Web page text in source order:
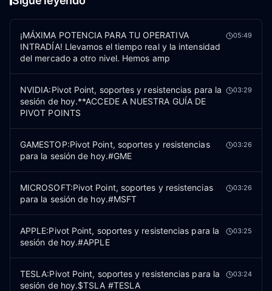
¡MÁXIMA POTENCIA PARA TU OPERATIVA
INTRADÍA! Llevamos el tiempo real y la intensidad
del mercado a otro nivel. Hemos amp
05:49
NVIDIA:Pivot Point, soportes y resistencias para la
sesión de hoy.**ACCEDE A NUESTRA GUÍA DE
PIVOT POINTS
03:29
GAMESTOP:Pivot Point, soportes y resistencias
para la sesión de hoy.#GME
03:26
MICROSOFT:Pivot Point, soportes y resistencias
para la sesión de hoy.#MSFT
03:26
APPLE:Pivot Point, soportes y resistencias para la
sesión de hoy.#APPLE
03:25
TESLA:Pivot Point, soportes y resistencias para la
sesión de hoy.$TSLA #TESLA
03:24